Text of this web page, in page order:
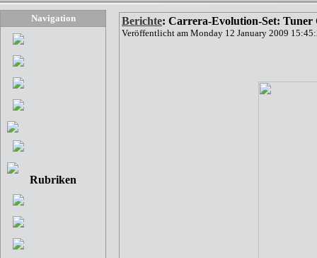
Navigation
Rubriken
Berichte: Carrera-Evolution-Set: Tuner
Veröffentlicht am Monday 12 January 2009